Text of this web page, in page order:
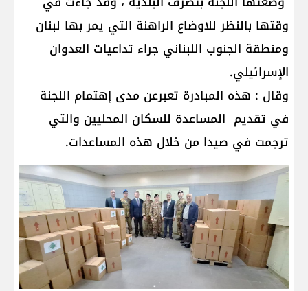
وقتها بالنظر للاوضاع الراهنة التي يمر بها لبنان
ومنطقة الجنوب اللبناني جراء تداعيات العدوان
الإسرائيلي.
وقال : هذه المبادرة تعبرعن مدى إهتمام اللجنة
في تقديم المساعدة للسكان المحليين والتي
ترجمت في صيدا من خلال هذه المساعدات.